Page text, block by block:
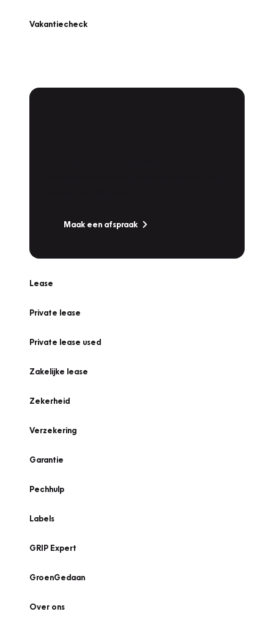
Vakantiecheck
Maak een afspraak
Lease
Private lease
Private lease used
Zakelijke lease
Zekerheid
Verzekering
Garantie
Pechhulp
Labels
GRIP Expert
GroenGedaan
Over ons